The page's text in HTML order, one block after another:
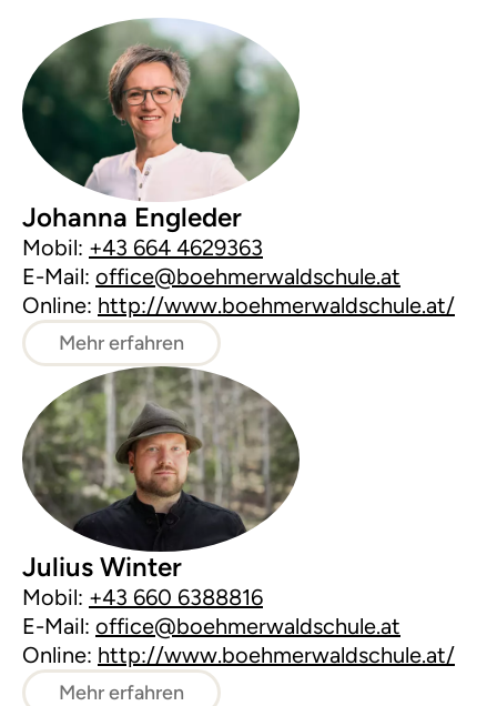
Johanna Engleder
Mobil: +43 664 4629363
E-Mail: office@boehmerwaldschule.at
Online: http://www.boehmerwaldschule.at/
Mehr erfahren
Julius Winter
Mobil: +43 660 6388816
E-Mail: office@boehmerwaldschule.at
Online: http://www.boehmerwaldschule.at/
Mehr erfahren